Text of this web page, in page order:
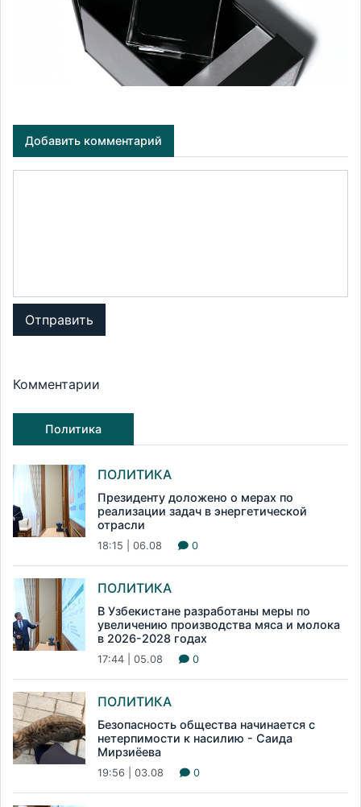
Добавить комментарий
Отправить
Комментарии
Политика
ПОЛИТИКА
Президенту доложено о мерах по
реализации задач в энергетической
отрасли
18:15 | 06.08 0
ПОЛИТИКА
В Узбекистане разработаны меры по
увеличению производства мяса и молока
в 2026-2028 годах
17:44 | 05.08 0
ПОЛИТИКА
Безопасность общества начинается с
нетерпимости к насилию - Саида
Мирзиёева
19:56 | 03.08 0